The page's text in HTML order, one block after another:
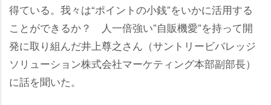
得ている。我々は“ポイントの小銭”をいかに活用する
ことができるか？ 人一倍強い”自販機愛”を持って開
発に取り組んだ井上尊之さん（サントリービバレッジ
ソリューション株式会社マーケティング本部副部長）
に話を聞いた。